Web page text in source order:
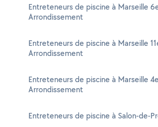
Entreteneurs de piscine à Marseille
Arrondissement
Entreteneurs de piscine à Marseille
Arrondissement
Entreteneurs de piscine à Marseille 4e
Arrondissement
Entreteneurs de piscine à Salon-de-